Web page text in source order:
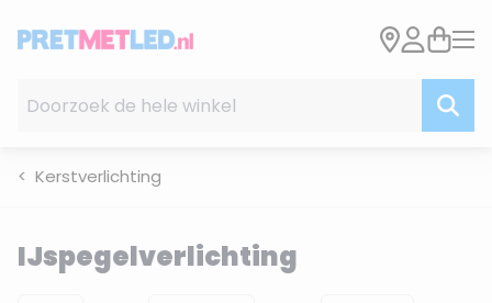
Kerstverlichting
IJspegelverlichting